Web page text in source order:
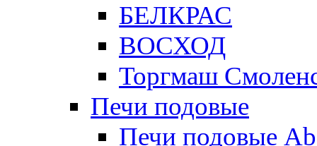
БЕЛКРАС
ВОСХОД
Торгмаш
Печи подовые
Печи подовые